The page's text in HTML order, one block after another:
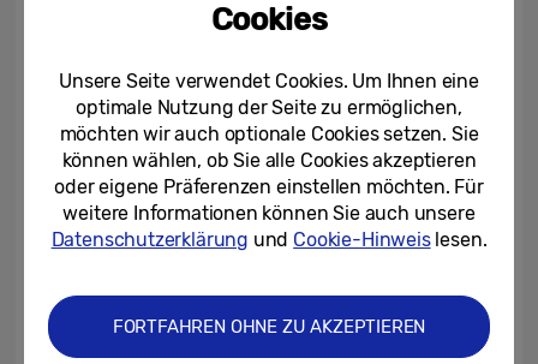
Qualität – mit beeindruckendem Bild,
wie der effektiven Smart Home-Integration
und umfangreichen Streamingoptionen für
beeindruckendes Entertainment.
Kraftvoller Sound trifft zeitloses Design
Erlebnis bietet Samsung auch in diesem
Jahr eine Reihe klangintensiver Sound-
Cookies
Unsere Seite verwendet Cookies. Um Ihnen eine
optimale Nutzung der Seite zu ermöglichen,
möchten wir auch optionale Cookies setzen. Sie
können wählen, ob Sie alle Cookies akzeptieren
oder eigene Präferenzen einstellen möchten. Für
weitere Informationen können Sie auch unsere
Datenschutzerklärung und Cookie-Hinweislesen.
FORTFAHREN OHNE ZU AKZEPTIEREN